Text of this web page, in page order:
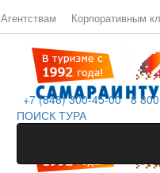
Агентствам Корпоративным
+7 (846) 300-45-00 8 800
ПОИСК ТУРА